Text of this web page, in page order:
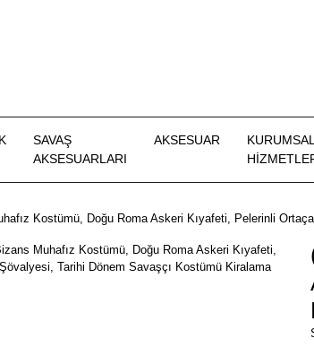
SAVAŞ
AKSESUARLARI
AKSESUAR
KURUMSAL
Kostümü, Doğu Roma Askeri Kıyafeti, Pelerinli